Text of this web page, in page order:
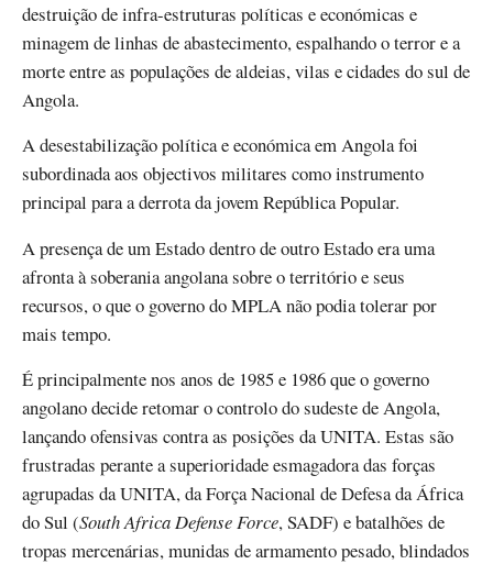
destruição de infra-estruturas políticas e económicas e
minagem de linhas de abastecimento, espalhando o terror e a
morte entre as populações de aldeias, vilas e cidades do sul de
Angola.
A desestabilização política e económica em Angola foi
subordinada aos objectivos militares como instrumento
principal para a derrota da jovem República Popular.
A presença de um Estado dentro de outro Estado era uma
afronta à soberania angolana sobre o território e seus
recursos, o que o governo do MPLA não podia tolerar por
mais tempo.
É principalmente nos anos de 1985 e 1986 que o governo
angolano decide retomar o controlo do sudeste de Angola,
lançando ofensivas contra as posições da UNITA. Estas são
frustradas perante a superioridade esmagadora das forças
agrupadas da UNITA, da Força Nacional de Defesa da África
do Sul (South Africa Defense Force, SADF) e batalhões de
tropas mercenárias, munidas de armamento pesado, blindados